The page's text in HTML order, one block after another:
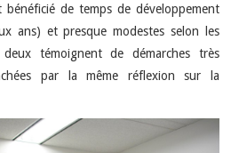
bénéficié de temps de développement
ans) et presque modestes selon les
témoignent de démarches très
par la même réflexion sur la